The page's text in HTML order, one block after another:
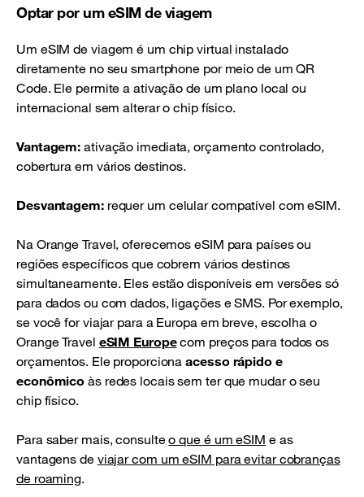
Optar por um eSIM de viagem
Um eSIM de viagem é um chip virtual instalado
diretamente no seu smartphone por meio de um QR
Code. Ele permite a ativação de um plano local ou
internacional sem alterar o chip físico.
Vantagem: ativação imediata, orçamento controlado,
cobertura em vários destinos.
Desvantagem:requer um celular compatível com eSIM.
Na Orange Travel, oferecemos eSIM para países ou
regiões específicos que cobrem vários destinos
simultaneamente. Eles estão disponíveis em versões só
para dados ou com dados, ligações e SMS. Por exemplo,
se você for viajar para a Europa em breve, escolha o
Orange Travel eSIM Europecom preços para todos os
orçamentos. Ele proporcionaacesso rápido e
econômico às redes locais sem ter que mudar o seu
chip físico.
Para saber mais, consulteo que é um eSIM e as
vantagens de viajar com um eSIM para evitar cobranças
de roaming.